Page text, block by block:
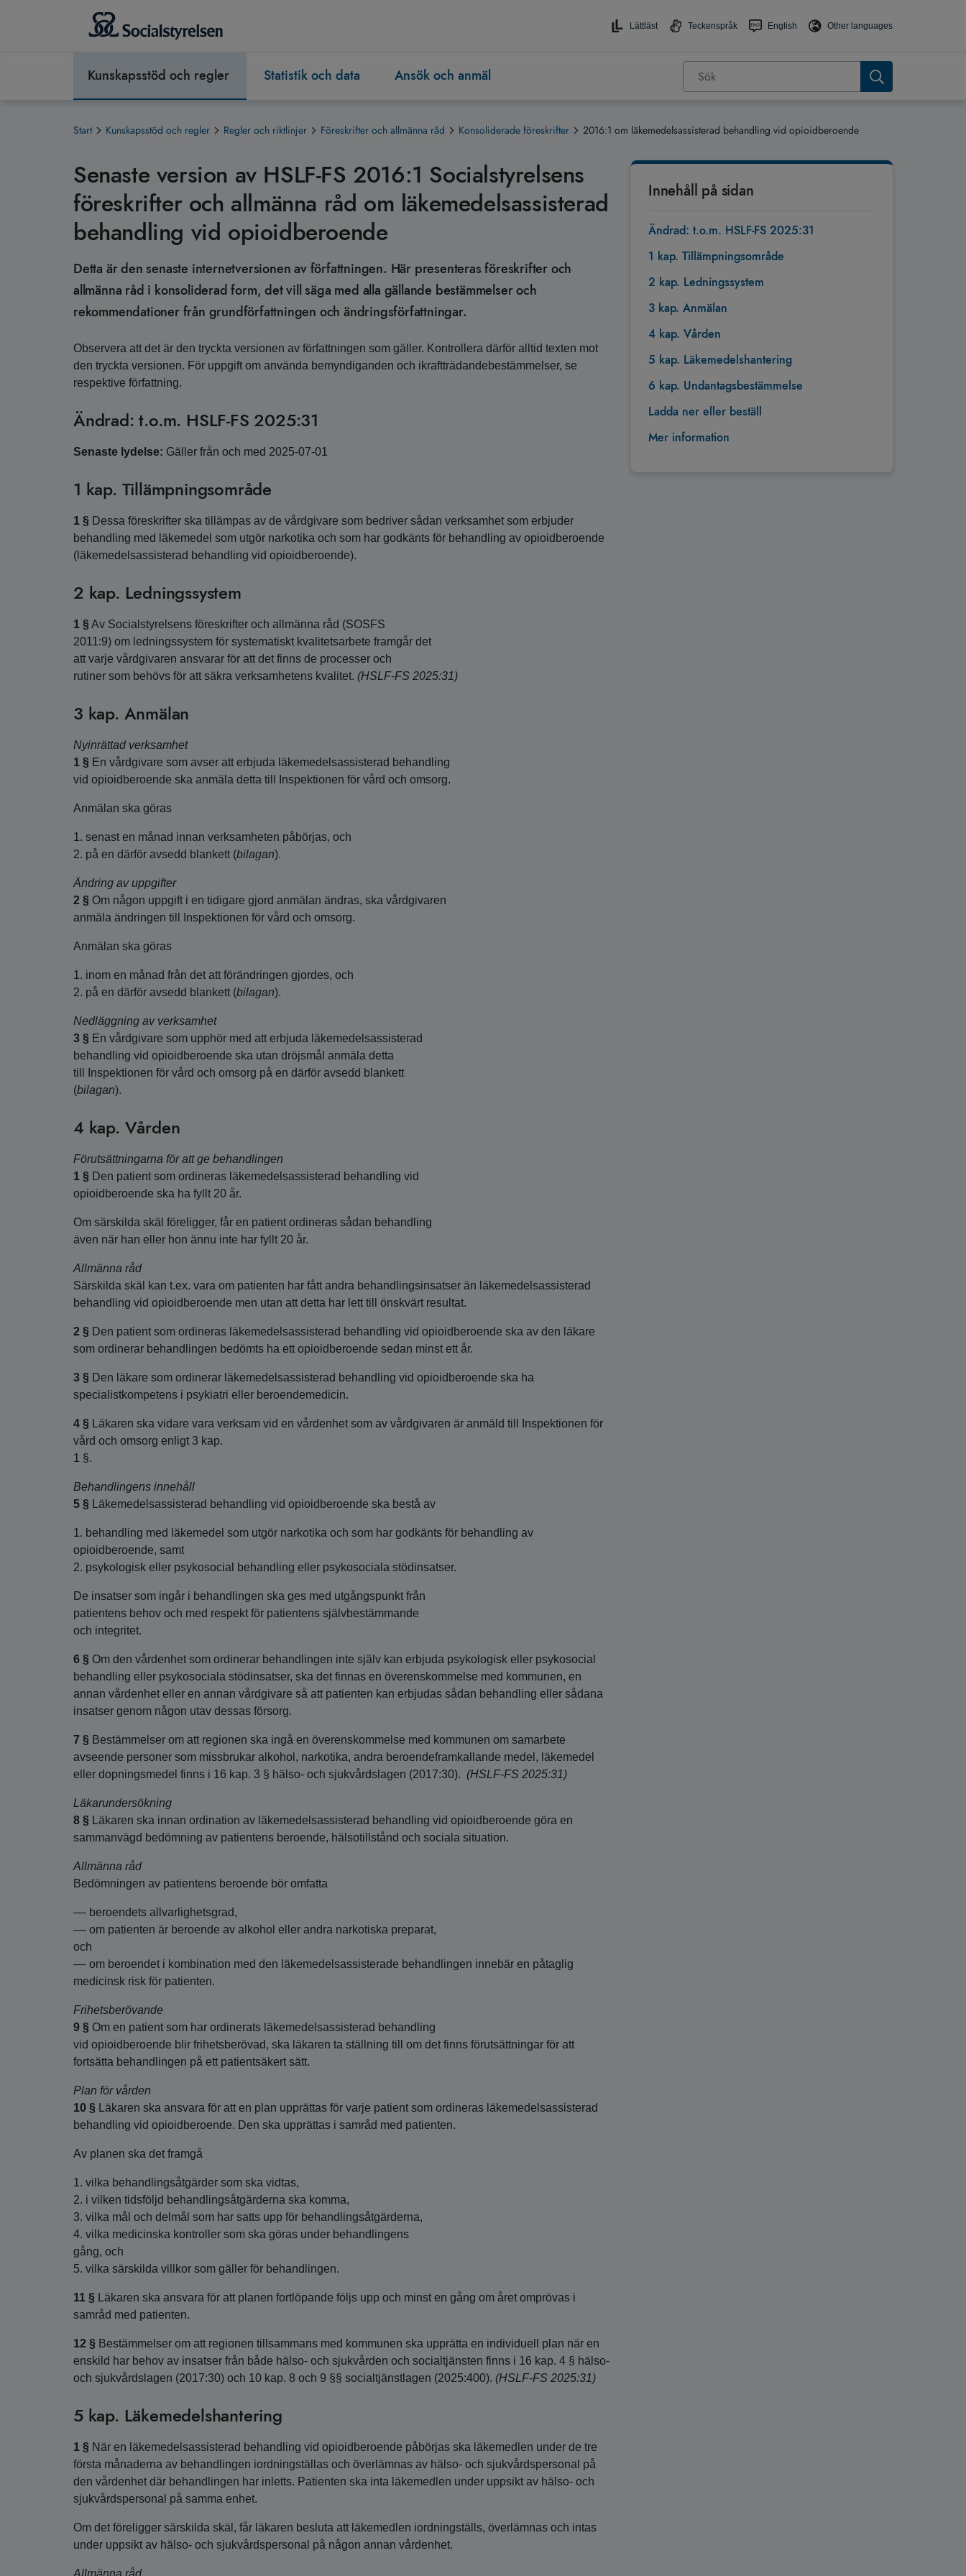
Lättläst Teckenspråk English Other languages
Kunskapsstöd och regler Statistik och data Ansök och anmäl
Start Kunskapsstöd och regler Regler och riktlinjer Föreskrifter och allmänna råd Konsoliderade föreskrifter 2016:1 om läkemedelsassisterad behandling vid opioidberoende
Innehåll på sidan
Ändrad: t.o.m. HSLF-FS 2025:31
1 kap. Tillämpningsområde
2 kap. Ledningssystem
3 kap. Anmälan
4 kap. Vården
5 kap. Läkemedelshantering
6 kap. Undantagsbestämmelse
Ladda ner eller beställ
Mer information
Senaste version av HSLF-FS 2016:1 Socialstyrelsens
föreskrifter och allmänna råd om läkemedelsassisterad
behandling vid opioidberoende
Detta är den senaste internetversionen av författningen. Här presenteras föreskrifter och
allmänna råd i konsoliderad form, det vill säga med alla gällande bestämmelser och
rekommendationer från grundförfattningen och ändringsförfattningar.
Observera att det är den tryckta versionen av författningen som gäller. Kontrollera därför alltid texten mot
den tryckta versionen. För uppgift om använda bemyndiganden och ikraftträdandebestämmelser, se
respektive författning.
Ändrad: t.o.m. HSLF-FS 2025:31
Senaste lydelse: Gäller från och med 2025-07-01
1 kap. Tillämpningsområde
1 § Dessa föreskrifter ska tillämpas av de vårdgivare som bedriver sådan verksamhet som erbjuder
behandling med läkemedel som utgör narkotika och som har godkänts för behandling av opioidberoende
(läkemedelsassisterad behandling vid opioidberoende).
2 kap. Ledningssystem
1 § Av Socialstyrelsens föreskrifter och allmänna råd (SOSFS
2011:9) om ledningssystem för systematiskt kvalitetsarbete framgår det
att varje vårdgivaren ansvarar för att det finns de processer och
rutiner som behövs för att säkra verksamhetens kvalitet. (HSLF-FS 2025:31)
3 kap. Anmälan
Nyinrättad verksamhet
1 § En vårdgivare som avser att erbjuda läkemedelsassisterad behandling
vid opioidberoende ska anmäla detta till Inspektionen för vård och omsorg.
Anmälan ska göras
1. senast en månad innan verksamheten påbörjas, och
2. på en därför avsedd blankett (bilagan).
Ändring av uppgifter
2 § Om någon uppgift i en tidigare gjord anmälan ändras, ska vårdgivaren
anmäla ändringen till Inspektionen för vård och omsorg.
Anmälan ska göras
1. inom en månad från det att förändringen gjordes, och
2. på en därför avsedd blankett (bilagan).
Nedläggning av verksamhet
3 § En vårdgivare som upphör med att erbjuda läkemedelsassisterad
behandling vid opioidberoende ska utan dröjsmål anmäla detta
till Inspektionen för vård och omsorg på en därför avsedd blankett
(bilagan).
4 kap. Vården
Förutsättningarna för att ge behandlingen
1 § Den patient som ordineras läkemedelsassisterad behandling vid
opioidberoende ska ha fyllt 20 år.
Om särskilda skäl föreligger, får en patient ordineras sådan behandling
även när han eller hon ännu inte har fyllt 20 år.
Allmänna råd
Särskilda skäl kan t.ex. vara om patienten har fått andra behandlingsinsatser än läkemedelsassisterad
behandling vid opioidberoende men utan att detta har lett till önskvärt resultat.
2 § Den patient som ordineras läkemedelsassisterad behandling vid opioidberoende ska av den läkare
som ordinerar behandlingen bedömts ha ett opioidberoende sedan minst ett år.
3 § Den läkare som ordinerar läkemedelsassisterad behandling vid opioidberoende ska ha
specialistkompetens i psykiatri eller beroendemedicin.
4 § Läkaren ska vidare vara verksam vid en vårdenhet som av vårdgivaren är anmäld till Inspektionen för
vård och omsorg enligt 3 kap.
1 §.
Behandlingens innehåll
5 § Läkemedelsassisterad behandling vid opioidberoende ska bestå av
1. behandling med läkemedel som utgör narkotika och som har godkänts för behandling av
opioidberoende, samt
2. psykologisk eller psykosocial behandling eller psykosociala stödinsatser.
De insatser som ingår i behandlingen ska ges med utgångspunkt från
patientens behov och med respekt för patientens självbestämmande
och integritet.
6 § Om den vårdenhet som ordinerar behandlingen inte själv kan erbjuda psykologisk eller psykosocial
behandling eller psykosociala stödinsatser, ska det finnas en överenskommelse med kommunen, en
annan vårdenhet eller en annan vårdgivare så att patienten kan erbjudas sådan behandling eller sådana
insatser genom någon utav dessas försorg.
7 § Bestämmelser om att regionen ska ingå en överenskommelse med kommunen om samarbete
avseende personer som missbrukar alkohol, narkotika, andra beroendeframkallande medel, läkemedel
eller dopningsmedel finns i 16 kap. 3 § hälso- och sjukvårdslagen (2017:30). (HSLF-FS 2025:31)
Läkarundersökning
8 § Läkaren ska innan ordination av läkemedelsassisterad behandling vid opioidberoende göra en
sammanvägd bedömning av patientens beroende, hälsotillstånd och sociala situation.
Allmänna råd
Bedömningen av patientens beroende bör omfatta
–– beroendets allvarlighetsgrad,
–– om patienten är beroende av alkohol eller andra narkotiska preparat,
och
–– om beroendet i kombination med den läkemedelsassisterade behandlingen innebär en påtaglig
medicinsk risk för patienten.
Frihetsberövande
9 § Om en patient som har ordinerats läkemedelsassisterad behandling
vid opioidberoende blir frihetsberövad, ska läkaren ta ställning till om det finns förutsättningar för att
fortsätta behandlingen på ett patientsäkert sätt.
Plan för vården
10 § Läkaren ska ansvara för att en plan upprättas för varje patient som ordineras läkemedelsassisterad
behandling vid opioidberoende. Den ska upprättas i samråd med patienten.
Av planen ska det framgå
1. vilka behandlingsåtgärder som ska vidtas,
2. i vilken tidsföljd behandlingsåtgärderna ska komma,
3. vilka mål och delmål som har satts upp för behandlingsåtgärderna,
4. vilka medicinska kontroller som ska göras under behandlingens
gång, och
5. vilka särskilda villkor som gäller för behandlingen.
11 § Läkaren ska ansvara för att planen fortlöpande följs upp och minst en gång om året omprövas i
samråd med patienten.
12 § Bestämmelser om att regionen tillsammans med kommunen ska upprätta en individuell plan när en
enskild har behov av insatser från både hälso- och sjukvården och socialtjänsten finns i 16 kap. 4 § hälso-
och sjukvårdslagen (2017:30) och 10 kap. 8 och 9 §§ socialtjänstlagen (2025:400). (HSLF-FS 2025:31)
5 kap. Läkemedelshantering
1 § När en läkemedelsassisterad behandling vid opioidberoende påbörjas ska läkemedlen under de tre
första månaderna av behandlingen iordningställas och överlämnas av hälso- och sjukvårdspersonal på
den vårdenhet där behandlingen har inletts. Patienten ska inta läkemedlen under uppsikt av hälso- och
sjukvårdspersonal på samma enhet.
Om det föreligger särskilda skäl, får läkaren besluta att läkemedlen iordningställs, överlämnas och intas
under uppsikt av hälso- och sjukvårdspersonal på någon annan vårdenhet.